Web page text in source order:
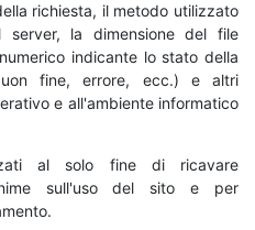
richiesta, il metodo utilizzato
la dimensione del file
indicante lo stato della
fine, errore, ecc.) e altri
e all'ambiente informatico
al solo fine di ricavare
sull'uso del sito e per